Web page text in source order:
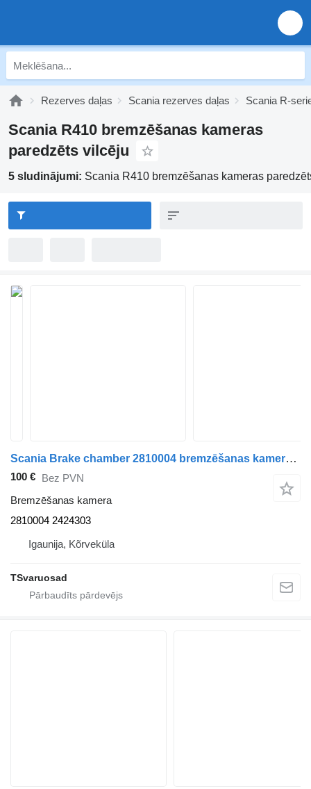
Rezerves daļas Scania rezerves daļas Scania R-
Scania R410 bremzēšanas kameras
paredzēts vilcēju
5 sludinājumi: Scania R410 bremzēšanas kameras
Scania Brake chamber 2810004 bremzēšanas kamera paredzēts Scania R410 vilcēja
100 € Bez PVN
Bremzēšanas kamera
2810004 2424303
Igaunija, Kõrveküla
TSvaruosad